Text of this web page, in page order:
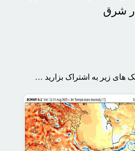
شرق
های زیر به اشتراک بزارید …